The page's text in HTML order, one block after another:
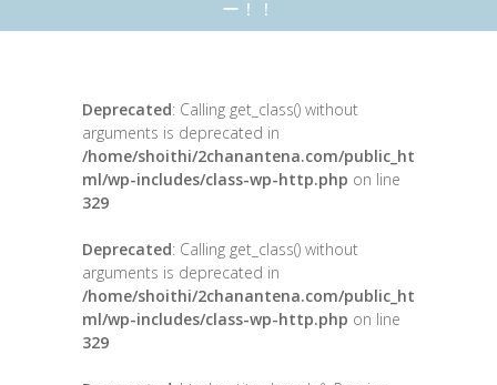
ー！！
Deprecated: Calling get_class() without
arguments is deprecated in
/home/shoithi/2chanantena.com/public_ht
ml/wp-includes/class-wp-http.php on line
329
Deprecated: Calling get_class() without
arguments is deprecated in
/home/shoithi/2chanantena.com/public_ht
ml/wp-includes/class-wp-http.php on line
329